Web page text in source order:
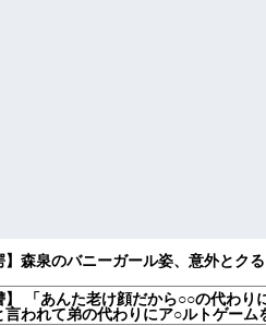
】森泉のバニーガール姿、意外とク
】 「あんた老け顔だから○○の代わ
言われて弟の代わりにア○ルトゲーム